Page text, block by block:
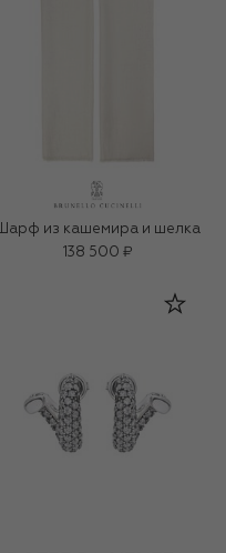
Шарф из кашемира и шелка
138 500 ₽